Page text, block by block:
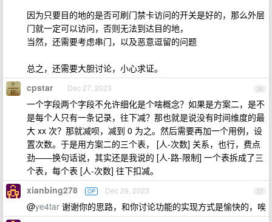
因为只要目的地的是否可刷门禁卡访问的开关是好的，那么外层
门就一定可以访问，否则无法到达目的地，
当然，还需要考虑串门，以及恶意逗留的问题
总之，还需要大胆讨论，小心求证。
26
cpstar Dec 27, 2023
一个字段两个字段不允许细化是个啥概念？如果是方案二，是不
是每个人只有一条记录，往下减？那也就是说没有时间维度的最
大 xx 次？那就减呗，减到 0 为之。然后需要再加一个用例，设
置次数。于是用方案二的三个表， [人-次数] 关系，也行，费点
劲——换句话说，其实还是我说的 [人-路-限制] 一个表拆成了三
个表，每个表 [人-次数] 往下扣减。
27
xianbing278 OP Dec 29, 2023
@ye4tar 谢谢你的思路，和你讨论功能的实现方式是愉快的，唉